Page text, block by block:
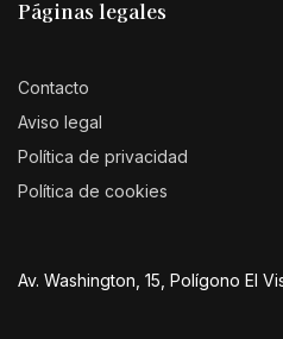
Páginas legales
Contacto
Aviso legal
Política de privacidad
Política de cookies
Av. Washington, 15, Polígono El